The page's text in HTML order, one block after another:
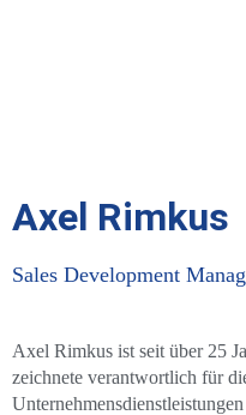
Axel Rimkus
Sales Development
Axel Rimkus ist seit über 25
zeichnete verantwortlich für